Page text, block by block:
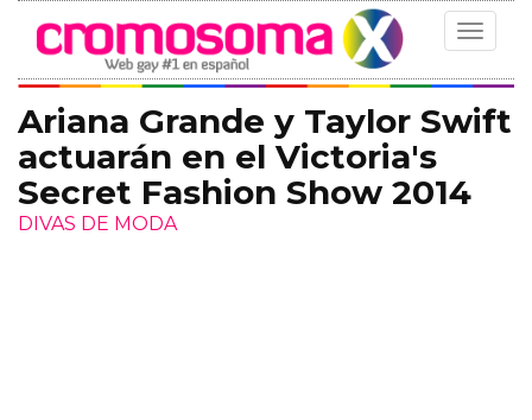
Toggle
Ariana Grande y Taylor Swift
actuarán en el Victoria's
Secret Fashion Show 2014
DIVAS DE MODA